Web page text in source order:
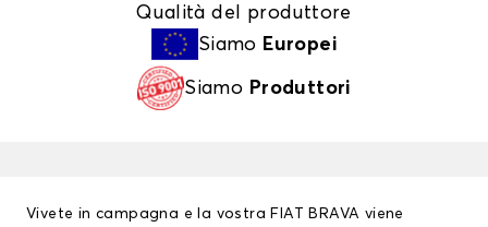
Qualità del produttore
Siamo Europei
Siamo Produttori
Vivete in campagna e la vostra FIAT BRAVA viene